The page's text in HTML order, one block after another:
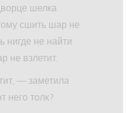
шелка
сшить шар не
нигде не найти
не взлетит.
— заметила
него толк?